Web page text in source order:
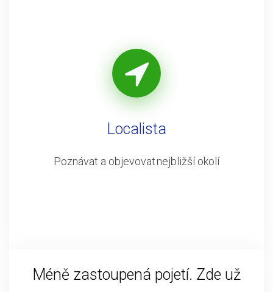
Localista
Poznávat a objevovat nejbližší okolí
Méně zastoupená pojetí. Zde už